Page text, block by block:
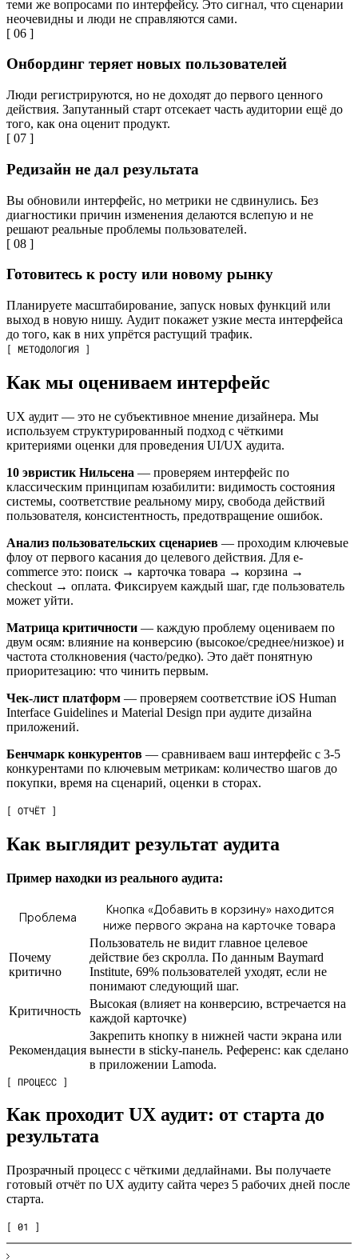
теми же вопросами по интерфейсу. Это сигнал, что сценарии
неочевидны и люди не справляются сами.
[ 06 ]
Онбординг теряет новых пользователей
Люди регистрируются, но не доходят до первого ценного
действия. Запутанный старт отсекает часть аудитории ещё до
того, как она оценит продукт.
[ 07 ]
Редизайн не дал результата
Вы обновили интерфейс, но метрики не сдвинулись. Без
диагностики причин изменения делаются вслепую и не
решают реальные проблемы пользователей.
[ 08 ]
Готовитесь к росту или новому рынку
Планируете масштабирование, запуск новых функций или
выход в новую нишу. Аудит покажет узкие места интерфейса
до того, как в них упрётся растущий трафик.
[ МЕТОДОЛОГИЯ ]
Как мы оцениваем интерфейс
UX аудит — это не субъективное мнение дизайнера. Мы
используем структурированный подход с чёткими
критериями оценки для проведения UI/UX аудита.
10 эвристик Нильсена — проверяем интерфейс по
классическим принципам юзабилити: видимость состояния
системы, соответствие реальному миру, свобода действий
пользователя, консистентность, предотвращение ошибок.
Анализ пользовательских сценариев — проходим ключевые
флоу от первого касания до целевого действия. Для e-
commerce это: поиск → карточка товара → корзина →
checkout → оплата. Фиксируем каждый шаг, где пользователь
может уйти.
Матрица критичности — каждую проблему оцениваем по
двум осям: влияние на конверсию (высокое/среднее/низкое) и
частота столкновения (часто/редко). Это даёт понятную
приоритезацию: что чинить первым.
Чек-лист платформ — проверяем соответствие iOS Human
Interface Guidelines и Material Design при аудите дизайна
приложений.
Бенчмарк конкурентов — сравниваем ваш интерфейс с 3-5
конкурентами по ключевым метрикам: количество шагов до
покупки, время на сценарий, оценки в сторах.
[ ОТЧЁТ ]
Как выглядит результат аудита
Пример находки из реального аудита:
Проблема
Кнопка «Добавить в корзину» находится
ниже первого экрана на карточке товара
Почему
критично
Пользователь не видит главное целевое
действие без скролла. По данным Baymard
Institute, 69% пользователей уходят, если не
понимают следующий шаг.
Критичность
Высокая (влияет на конверсию, встречается на
каждой карточке)
Рекомендация
Закрепить кнопку в нижней части экрана или
вынести в sticky-панель. Референс: как сделано
в приложении Lamoda.
[ ПРОЦЕСС ]
Как проходит UX аудит: от старта до
результата
Прозрачный процесс с чёткими дедлайнами. Вы получаете
готовый отчёт по UX аудиту сайта через 5 рабочих дней после
старта.
[ 01 ]